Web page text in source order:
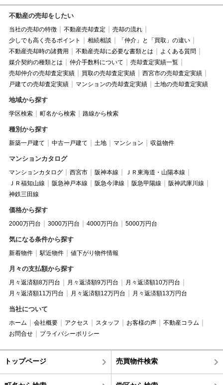
不動産の売却をしたい
当社の売却の特徴 不動産売却査定
売却の流れ
少しでも高く売るポイント
相続相談
「仲介」と「買取」の違い
不動産売却時の諸費用
不動産売却に必要な書類とは
よくある質問
媒介契約の種類とは
仲介手数料について
売却査定実績一覧
売却仲介の売却査定実績
買取の売却査定実績
西宮市の売却査定実績
戸建ての売却査定実績
マンションの売却査定実績 土地の売却査定実績
地域から探す
学区検索 町名から検索 路線から検索
種別から探す
新築一戸建て 中古一戸建て 土地 マンション 収益物件
マンションカタログ
マンションカタログ 西宮市 阪神本線
ＪＲ東海道・山陽本線
ＪＲ福知山線
阪急神戸本線 阪急今津線 阪急甲陽線
阪神武庫川線
神鉄三田線
価格から探す
2000万円台 3000万円台 4000万円台 5000万円台
気になる条件から探す
新着物件 駅近物件 値下がり物件情報
月々の支払額から探す
月々返済額8万円台 月々返済額9万円台
月々返済額10万円台
月々返済額11万円台
月々返済額12万円台 月々返済額13万円台
当社について
ホーム 会社概要 アクセス スタッフ お客様の声
不動産コラム
お問合せ
プライバシーポリシー
トップページ 売買物件検索